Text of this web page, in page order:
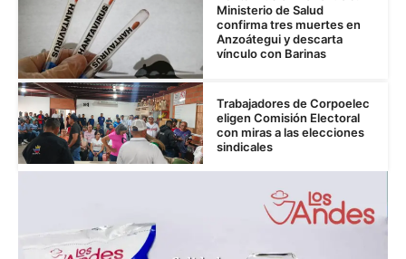
Ministerio de Salud
confirma tres muertes en
Anzoátegui y descarta
vínculo con Barinas
Trabajadores de Corpoelec
eligen Comisión Electoral
con miras a las elecciones
sindicales